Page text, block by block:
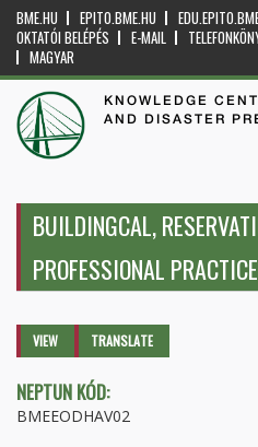
BME.HU EPITO.BME.HU
OKTATÓI BELÉPÉS
E-MAIL
MAGYAR
KNOWLEDGE
AND DISASTER
BUILDINGCAL,
PROFESSIONAL PRACTICE
Primary tabs
VIEW (ACTIVETRANSLATE
NEPTUN KÓD:
BMEEODHAV02